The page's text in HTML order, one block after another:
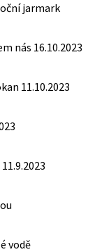
jarmark
nás 16.10.2023
11.10.2023
vodě